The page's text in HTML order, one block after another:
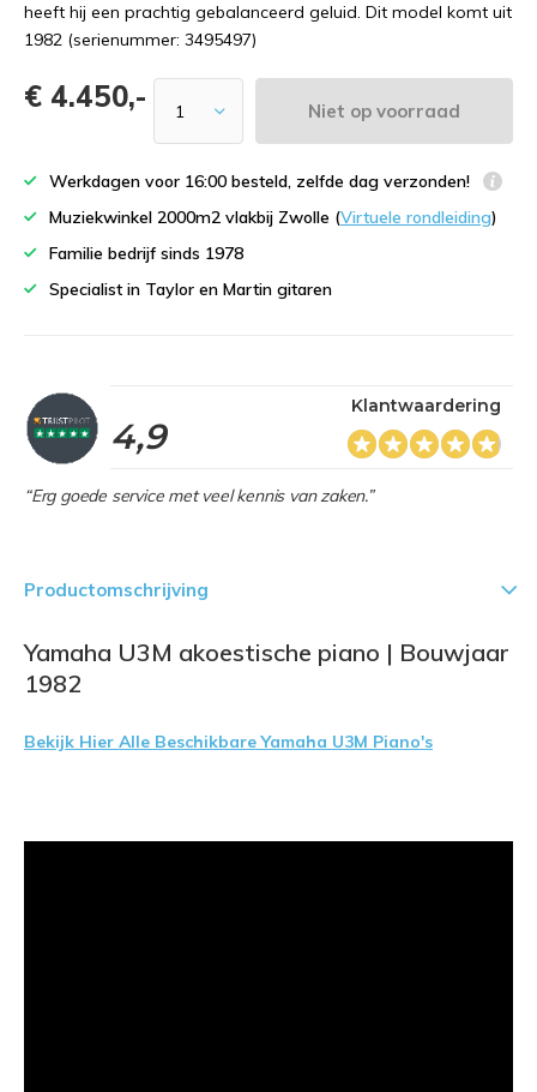
heeft hij een prachtig gebalanceerd geluid. Dit model komt uit
1982 (serienummer: 3495497)
€ 4.450,- Niet op voorraad
Werkdagen voor 16:00 besteld, zelfde dag verzonden!
Muziekwinkel 2000m2 vlakbij Zwolle (Virtuele rondleiding)
Familie bedrijf sinds 1978
Specialist in Taylor en Martin gitaren
4,9
Klantwaardering
“Erg goede service met veel kennis van zaken.”
Productomschrijving
Yamaha U3M akoestische piano | Bouwjaar
1982
Bekijk Hier Alle Beschikbare Yamaha U3M Piano's